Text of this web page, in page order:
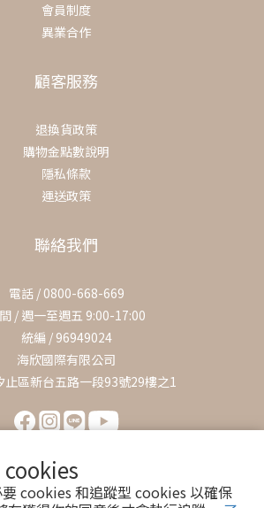
cookies 和追蹤型 cookies 以確保
會員制度
異業合作
顧客服務
退換貨政策
購物金點數說明
隱私條款
運送政策
聯絡我們
電話 / 0800-668-669
/ 週一至週五 9:00-17:00
統編 / 96949024
海欣國際有限公司
止區新台五路一段93號29樓之1